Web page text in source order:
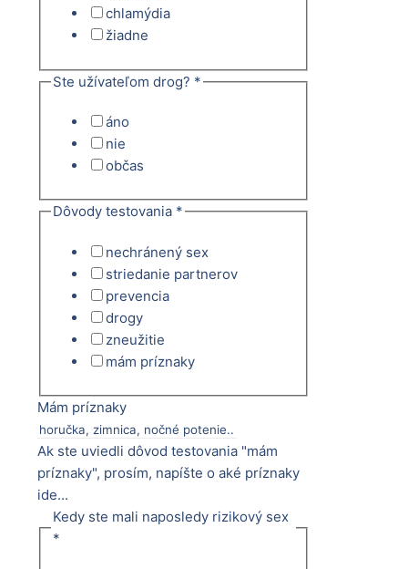
chlamýdia
žiadne
Ste užívateľom drog? *
áno
nie
občas
Dôvody testovania *
nechránený sex
striedanie partnerov
prevencia
drogy
zneužitie
mám príznaky
Mám príznaky
Ak ste uviedli dôvod testovania "mám
príznaky", prosím, napíšte o aké príznaky
ide...
Kedy ste mali naposledy rizikový sex
*